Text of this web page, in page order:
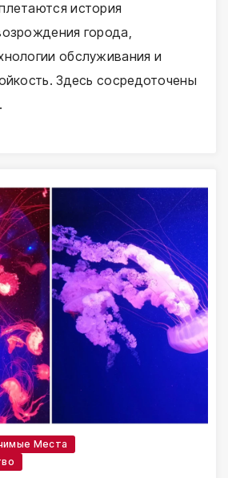
история
города,
обслуживания и
Здесь сосредоточены
Места